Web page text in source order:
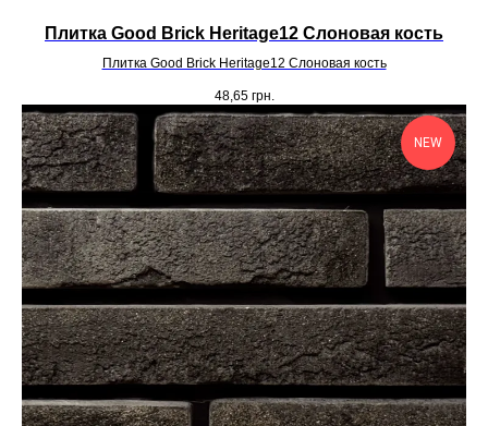
Плитка Good Brick Heritage12 Слоновая кость
Плитка Good Brick Heritage12 Слоновая кость
48,65 грн.
NEW